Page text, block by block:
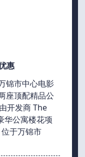
惠
锦市中心电影
座顶配精品公
开发商 The
公寓楼花项
于万锦市